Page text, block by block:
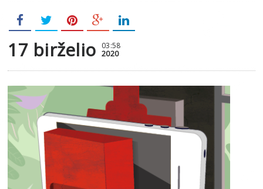
17 birželio 03:58
2020